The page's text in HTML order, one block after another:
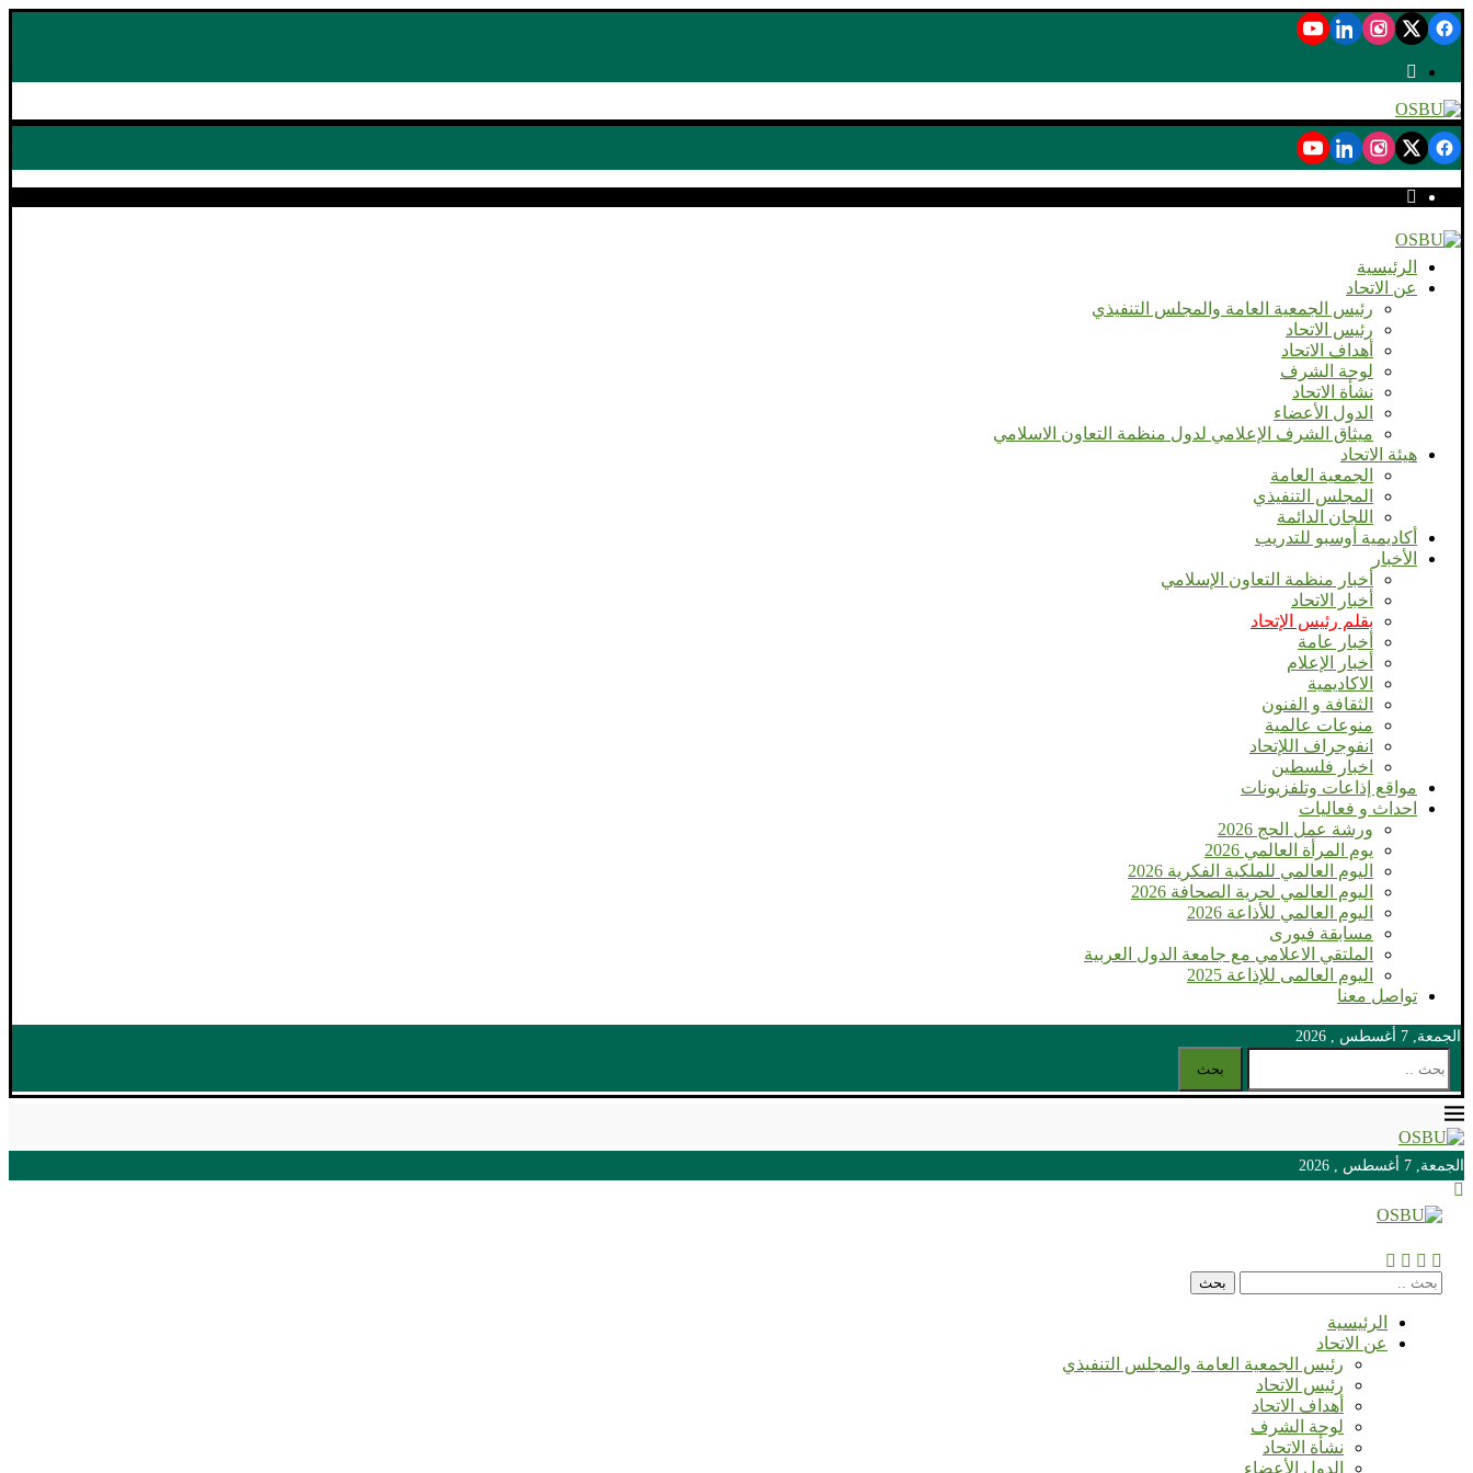
الرئيسية
عن الاتحاد
رئيس الجمعية العامة والمجلس التنفيذي
رئيس الاتحاد
أهداف الاتحاد
لوحة الشرف
نشأة الاتحاد
الدول الأعضاء
ميثاق الشرف الإعلامي لدول منظمة التعاون الاسلامي
هيئة الاتحاد
الجمعية العامة
المجلس التنفيذي
اللجان الدائمة
أكاديمية أوسبو للتدريب
الأخبار
أخبار منظمة التعاون الإسلامي
أخبار الاتحاد
بقلم رئيس الإتحاد
أخبار عامة
أخبار الإعلام
الاكاديمية
الثقافة و الفنون
منوعات عالمية
انفوجراف اللإتحاد
اخبار فلسطين
مواقع إذاعات وتلفزيونات
احداث و فعاليات
ورشة عمل الحج 2026
يوم المرأة العالمي 2026
اليوم العالمي للملكية الفكرية 2026
اليوم العالمي لحرية الصحافة 2026
اليوم العالمي للأذاعة 2026
مسابقة فيورى
الملتقي الاعلامي مع جامعة الدول العربية
اليوم العالمى للإذاعة 2025
تواصل معنا
الجمعة, 7 أغسطس , 2026
بحث
الجمعة, 7 أغسطس , 2026
بحث
الرئيسية
عن الاتحاد
رئيس الجمعية العامة والمجلس التنفيذي
رئيس الاتحاد
أهداف الاتحاد
لوحة الشرف
نشأة الاتحاد
الدول الأعضاء